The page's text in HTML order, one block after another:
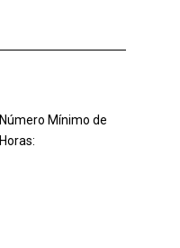
Número Mínimo de
Horas: